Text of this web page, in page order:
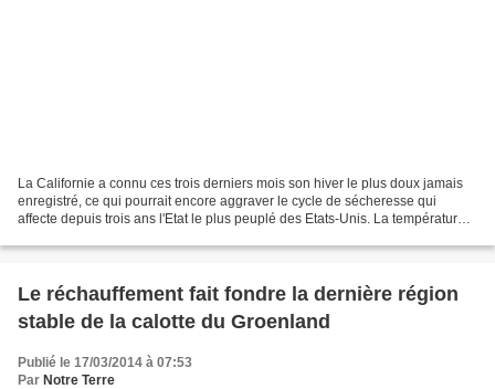
La Californie a connu ces trois derniers mois son hiver le plus doux jamais
enregistré, ce qui pourrait encore aggraver le cycle de sécheresse qui
affecte depuis trois ans l'Etat le plus peuplé des Etats-Unis. La température
Le réchauffement fait fondre la dernière région
stable de la calotte du Groenland
Publié le 17/03/2014 à 07:53
Par Notre Terre